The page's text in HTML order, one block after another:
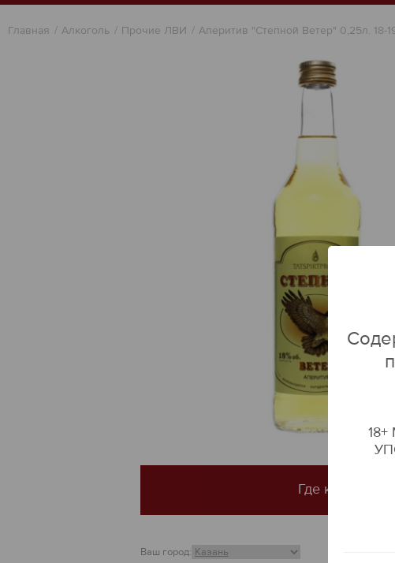
Главная Алкоголь Прочие ЛВИ Аперитив "Степной Ветер" 0,25л. 18-
Где купить?
Ваш город: